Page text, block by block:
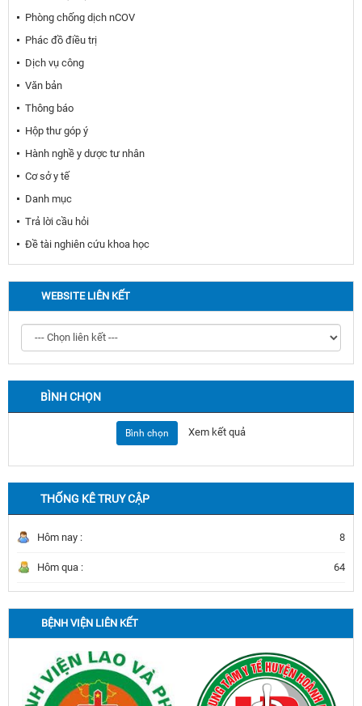
Phòng chống dịch nCOV
Phác đồ điều trị
Dịch vụ công
Văn bản
Thông báo
Hộp thư góp ý
Hành nghề y dược tư nhân
Cơ sở y tế
Danh mục
Trả lời cầu hỏi
Đề tài nghiên cứu khoa học
WEBSITE LIÊN KẾT
BÌNH CHỌN
Bình chọn Xem kết quả
THỐNG KÊ TRUY CẬP
Hôm nay : 8
Hôm qua : 64
BỆNH VIỆN LIÊN KẾT